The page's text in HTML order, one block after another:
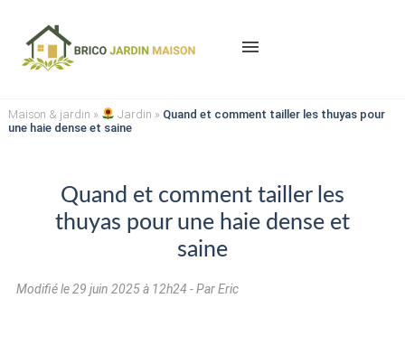
menu
Maison & jardin » Jardin » Quand et comment tailler les thuyas pour
une haie dense et saine
Quand et comment tailler les
thuyas pour une haie dense et
saine
Modifié le29 juin 2025 à 12h24 - Par Eric